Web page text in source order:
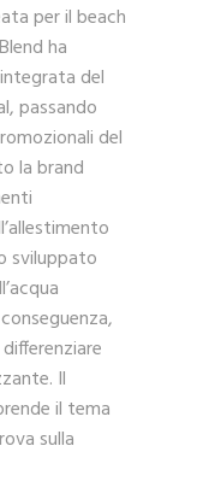
per il beach
ha
del
passando
del
la brand
sviluppato
Il
il tema
sulla